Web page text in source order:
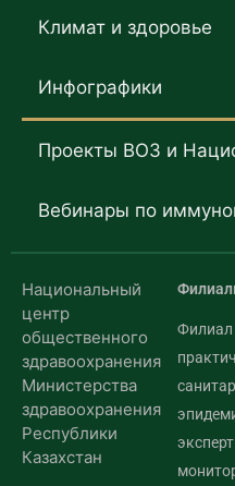
Климат и здоровье
Инфографики
Проекты ВОЗ и
Вебинары по
Национальный
центр
общественного
здравоохранения
Министерства
здравоохранения
Республики
Казахстан
Филиал